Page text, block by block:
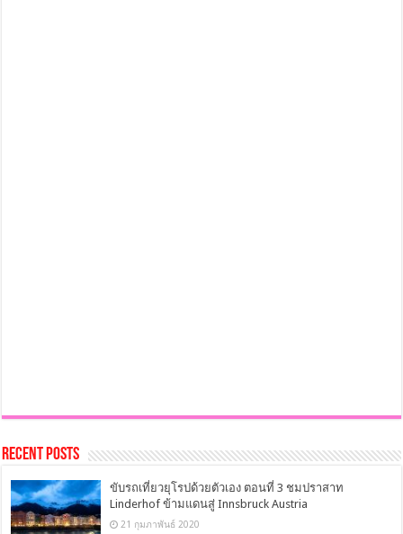
Recent Posts
ขับรถเที่ยวยุโรปด้วยตัวเอง ตอนที่ 3 ชมปราสาท
Linderhof ข้ามแดนสู่ Innsbruck Austria
21 กุมภาพันธ์ 2020